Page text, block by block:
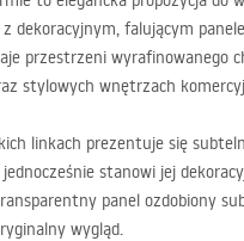
z dekoracyjnym, falującym
przestrzeni wyrafinowanego
stylowych wnętrzach
linkach prezentuje się
stanowi jej
panel ozdobiony
wygląd.